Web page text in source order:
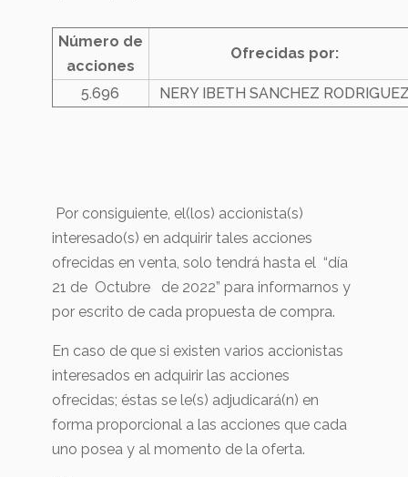
Número de
acciones
Ofrecidas por:
5.696 NERY IBETH SANCHEZ
Por consiguiente, el(los) accionista(s)
interesado(s) en adquirir tales acciones
ofrecidas en venta, solo tendrá hasta el “día
21 de Octubre de 2022” para informarnos y
por escrito de cada propuesta de compra.
En caso de que si existen varios accionistas
interesados en adquirir las acciones
ofrecidas; éstas se le(s) adjudicará(n) en
forma proporcional a las acciones que cada
uno posea y al momento de la oferta.